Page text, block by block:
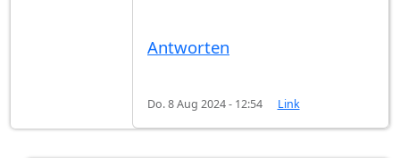
Antworten
Do. 8 Aug 2024 - 12:54 Link